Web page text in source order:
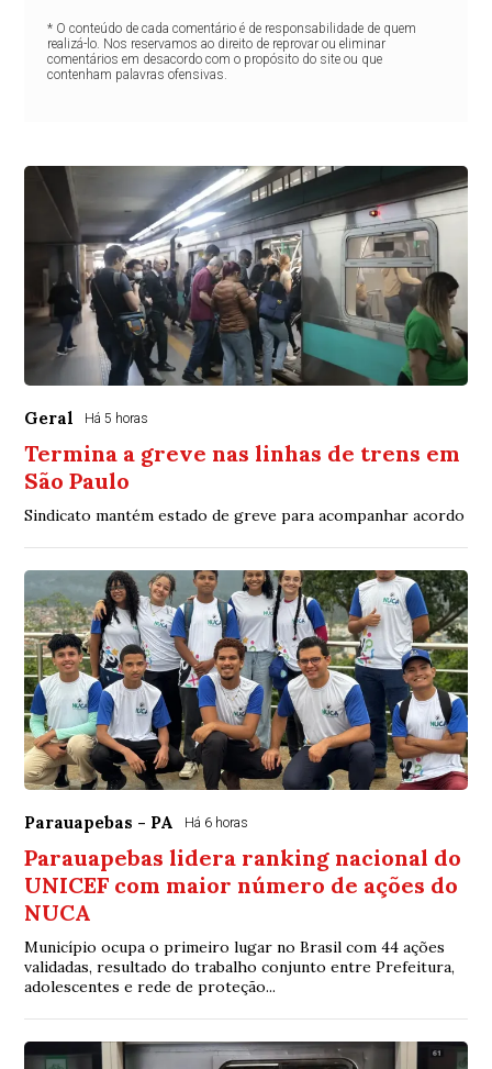
* O conteúdo de cada comentário é de responsabilidade de quem
realizá-lo. Nos reservamos ao direito de reprovar ou eliminar
comentários em desacordo com o propósito do site ou que
contenham palavras ofensivas.
Geral Há 5 horas
Termina a greve nas linhas de trens em
São Paulo
Sindicato mantém estado de greve para acompanhar acordo
Parauapebas - PA Há 6 horas
Parauapebas lidera ranking nacional do
UNICEF com maior número de ações do
NUCA
Município ocupa o primeiro lugar no Brasil com 44 ações
validadas, resultado do trabalho conjunto entre Prefeitura,
adolescentes e rede de proteção...